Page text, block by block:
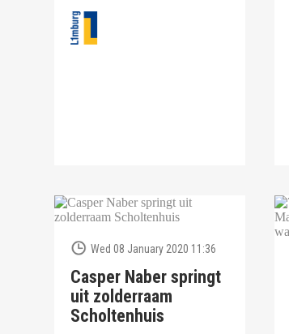
Wed 08 January 2020 11:36
Casper Naber springt
uit zolderraam
Scholtenhuis